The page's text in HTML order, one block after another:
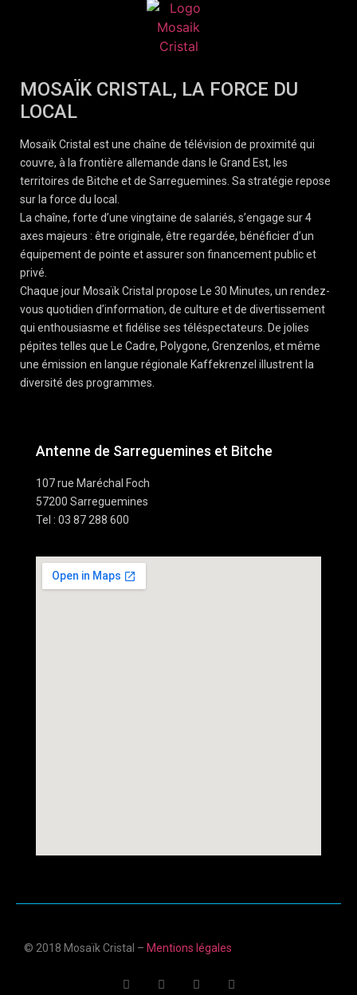
MOSAÏK CRISTAL, LA FORCE DU
LOCAL
Mosaïk Cristal est une chaîne de télévision de proximité qui
couvre, à la frontière allemande dans le Grand Est, les
territoires de Bitche et de Sarreguemines. Sa stratégie repose
sur la force du local.
La chaîne, forte d’une vingtaine de salariés, s’engage sur 4
axes majeurs : être originale, être regardée, bénéficier d’un
équipement de pointe et assurer son financement public et
privé.
Chaque jour Mosaïk Cristal propose Le 30 Minutes, un rendez-
vous quotidien d’information, de culture et de divertissement
qui enthousiasme et fidélise ses téléspectateurs. De jolies
pépites telles que Le Cadre, Polygone, Grenzenlos, et même
une émission en langue régionale Kaffekrenzel illustrent la
diversité des programmes.
Antenne de Sarreguemines et Bitche
107 rue Maréchal Foch
57200 Sarreguemines
Tel : 03 87 288 600
© 2018 Mosaïk Cristal – Mentions légales